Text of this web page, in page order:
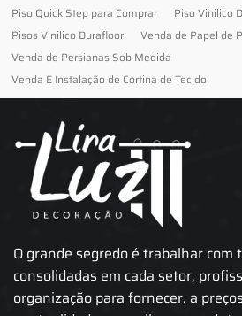
Piso Quick Step para Comprar
Piso Vinilico
Pisos Vinilico Durafloor
Venda de Papel de
Venda de Persianas Sob Medida
Venda E Instalação de Cortina de Tecido
O grande segredo é trabalhar com
consolidadas em cada setor,
organização para fornecer, a